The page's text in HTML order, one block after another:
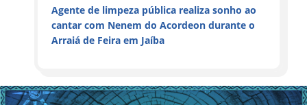
Agente de limpeza pública realiza sonho ao
cantar com Nenem do Acordeon durante o
Arraiá de Feira em Jaíba